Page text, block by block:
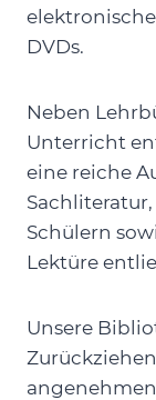
DVDs.
Neben
Unterricht
eine reiche
Schülern
Lektüre
Unsere